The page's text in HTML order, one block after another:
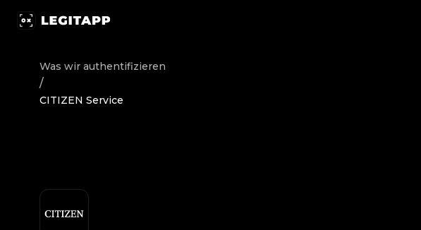
Authentifizieren CITIZEN - Service | LegitApp | Ihr vertrauenswürdiger
Was wir authentifizieren
/
CITIZEN Service